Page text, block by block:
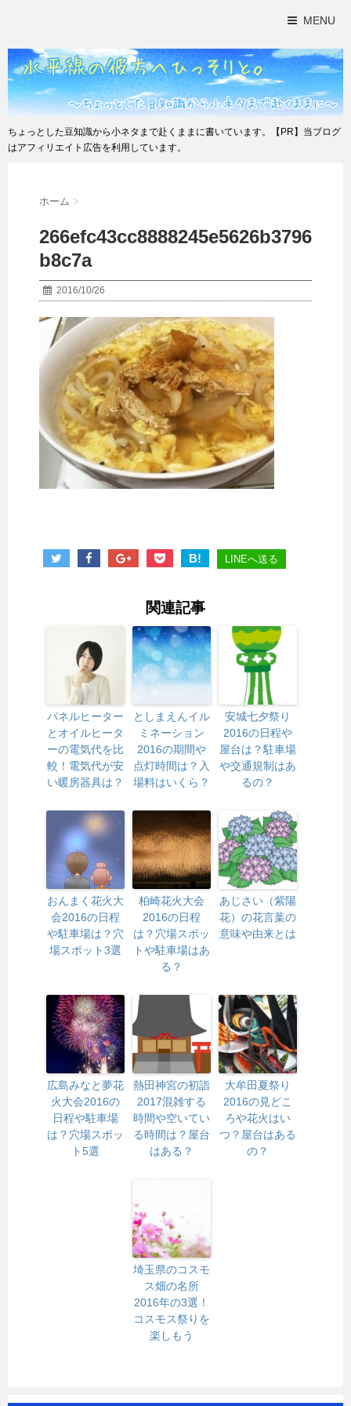
MENU
ちょっとした豆知識から小ネタまで赴くままに書いています。【PR】当ブログ
はアフィリエイト広告を利用しています。
ホーム >
266efc43cc8888245e5626b3796
b8c7a
2016/10/26
B! LINEへ送る
関連記事
パネルヒーター
とオイルヒータ
ーの電気代を比
較！電気代が安
い暖房器具は？
としまえんイル
ミネーション
2016の期間や
点灯時間は？入
場料はいくら？
安城七夕祭り
2016の日程や
屋台は？駐車場
や交通規制はあ
るの？
おんまく花火大
会2016の日程
や駐車場は？穴
場スポット3選
柏崎花火大会
2016の日程
は？穴場スポッ
トや駐車場はあ
る？
あじさい（紫陽
花）の花言葉の
意味や由来とは
広島みなと夢花
火大会2016の
日程や駐車場
は？穴場スポッ
ト5選
熱田神宮の初詣
2017混雑する
時間や空いてい
る時間は？屋台
はある？
大牟田夏祭り
2016の見どこ
ろや花火はい
つ？屋台はある
の？
埼玉県のコスモ
ス畑の名所
2016年の3選！
コスモス祭りを
楽しもう